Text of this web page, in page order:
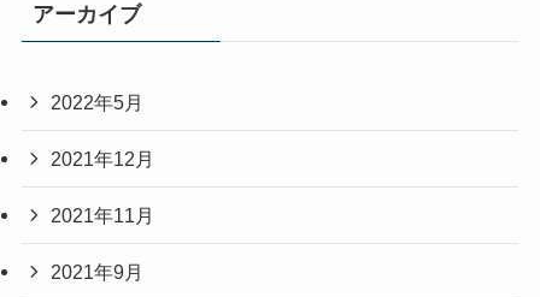
アーカイブ
2022年5月
2021年12月
2021年11月
2021年9月